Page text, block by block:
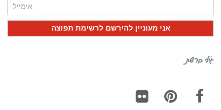
גילי ברשת